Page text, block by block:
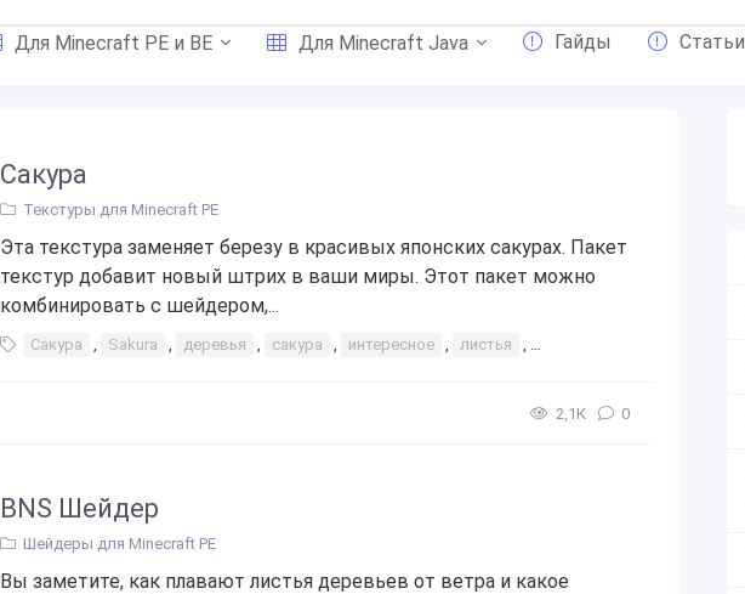
Для Minecraft PE и BE Для Minecraft Java Гайды Статьи
Сакура
Текстуры для Minecraft PE
Эта текстура заменяет березу в красивых японских сакурах. Пакет
текстур добавит новый штрих в ваши миры. Этот пакет можно
комбинировать с шейдером,...
Сакура , Sakura , деревья , сакура , интересное , листья , новые листья
2,1К 0
BNS Шейдер
Шейдеры для Minecraft PE
Вы заметите, как плавают листья деревьев от ветра и какое